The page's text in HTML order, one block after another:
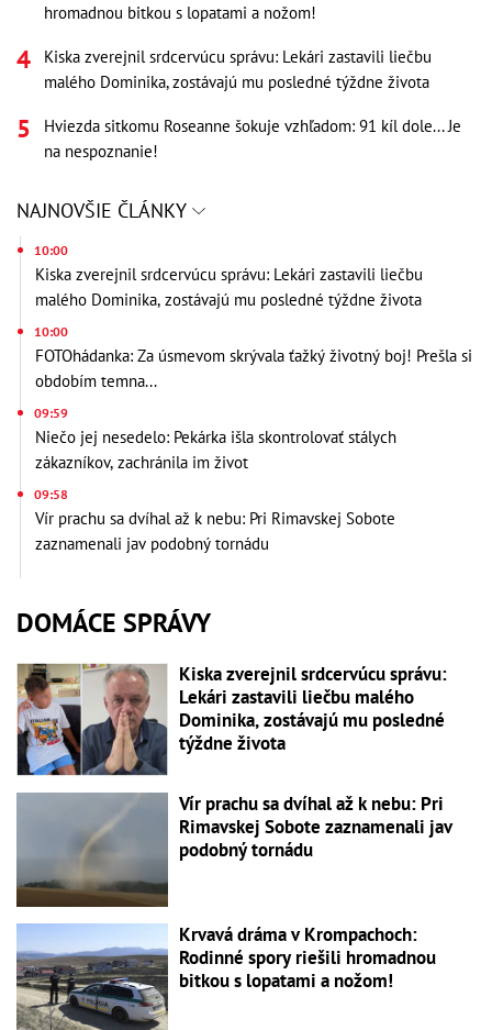
hromadnou bitkou s lopatami a nožom!
Kiska zverejnil srdcervúcu správu: Lekári zastavili liečbu
malého Dominika, zostávajú mu posledné týždne života
Hviezda sitkomu Roseanne šokuje vzhľadom: 91 kíl dole... Je
na nespoznanie!
NAJNOVŠIE ČLÁNKY
10:00
Kiska zverejnil srdcervúcu správu: Lekári zastavili liečbu
malého Dominika, zostávajú mu posledné týždne života
10:00
FOTOhádanka: Za úsmevom skrývala ťažký životný boj! Prešla si
obdobím temna...
09:59
Niečo jej nesedelo: Pekárka išla skontrolovať stálych
zákazníkov, zachránila im život
09:58
Vír prachu sa dvíhal až k nebu: Pri Rimavskej Sobote
zaznamenali jav podobný tornádu
DOMÁCE SPRÁVY
Kiska zverejnil srdcervúcu správu:
Lekári zastavili liečbu malého
Dominika, zostávajú mu posledné
týždne života
Vír prachu sa dvíhal až k nebu: Pri
Rimavskej Sobote zaznamenali jav
podobný tornádu
Krvavá dráma v Krompachoch:
Rodinné spory riešili hromadnou
bitkou s lopatami a nožom!